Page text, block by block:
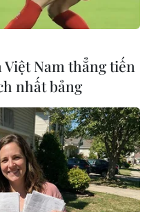
trạng tài chính của
cho biết trong bối
không có các biện
chi tiêu chính
cơ quan này dự
Mỹ sẽ vẫn ở mức rất
khả năng “gánh”
nhà kinh tế
Việt Nam thẳng tiến
nhất bảng